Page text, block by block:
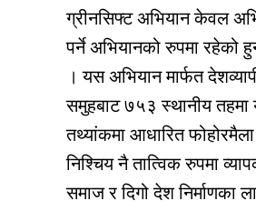
ग्रीनसिफ्ट अभियान केवल
पर्ने अभियानको रुपमा रहेको
। यस अभियान मार्फत
समुहबाट ७५३ स्थानीय तहमा
तथ्यांकमा आधारित
निश्चिय नै तात्विक रुपमा
समाज र दिगो देश निर्माणका